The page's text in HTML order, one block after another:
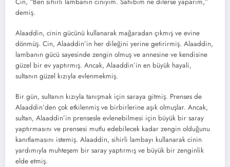
demiş.
Alaaddin, cinin gücünü kullanarak mağaradan çıkmış ve evine
dönmüş. Cin, Alaaddin’in her dileğini yerine getirirmiş. Alaaddin,
lambanın gücü sayesinde zengin olmuş ve annesine ve kendisine
güzel bir ev yaptırmış. Ancak, Alaaddin’in en büyük hayali,
sultanın güzel kızıyla evlenmekmiş.
Bir gün, sultanın kızıyla tanışmak için saraya gitmiş. Prenses de
Alaaddin’den çok etkilenmiş ve birbirlerine aşık olmuşlar. Ancak,
sultan, Alaaddin’in prensesle evlenebilmesi için büyük bir saray
yaptırmasını ve prensesi mutlu edebilecek kadar zengin olduğunu
kanıtlamasını istemiş. Alaaddin, sihirli lambayı kullanarak cinin
yardımıyla muhteşem bir saray yaptırmış ve büyük bir zenginlik
elde etmiş.